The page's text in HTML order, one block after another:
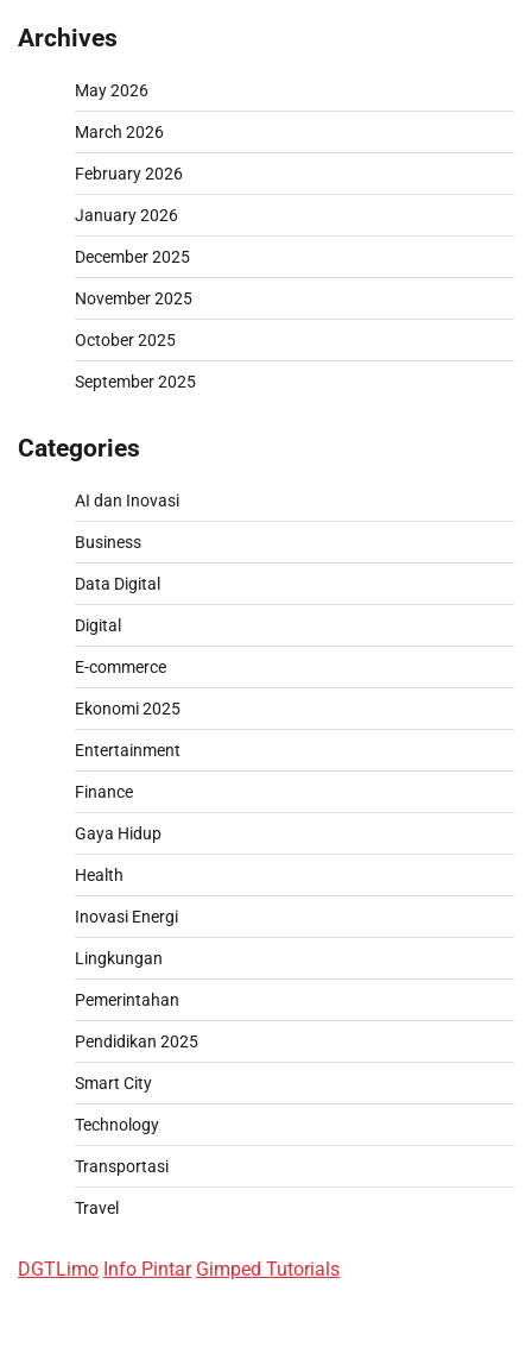
Archives
May 2026
March 2026
February 2026
January 2026
December 2025
November 2025
October 2025
September 2025
Categories
AI dan Inovasi
Business
Data Digital
Digital
E-commerce
Ekonomi 2025
Entertainment
Finance
Gaya Hidup
Health
Inovasi Energi
Lingkungan
Pemerintahan
Pendidikan 2025
Smart City
Technology
Transportasi
Travel
DGTLimo Info Pintar Gimped Tutorials